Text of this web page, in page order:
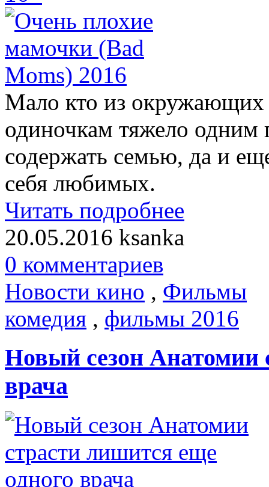
Мало кто из окружающих
одиночкам тяжело одним
содержать семью, да и
себя любимых.
Читать подробнее
20.05.2016 ksanka
0 комментариев
Новости кино , Фильмы
комедия , фильмы 2016
Новый сезон Анатомии
врача